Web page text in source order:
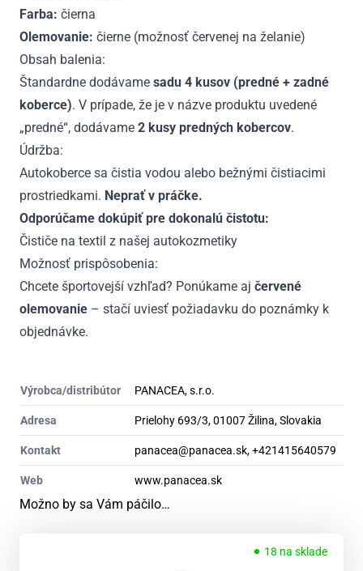
Farba: čierna
Olemovanie: čierne (možnosť červenej na želanie)
Obsah balenia:
Štandardne dodávame sadu 4 kusov (predné + zadné
koberce). V prípade, že je v názve produktu uvedené
„predné“, dodávame 2 kusy predných kobercov.
Údržba:
Autokoberce sa čistia vodou alebo bežnými čistiacimi
prostriedkami. Neprať v práčke.
Odporúčame dokúpiť pre dokonalú čistotu:
Čističe na textil z našej autokozmetiky
Možnosť prispôsobenia:
Chcete športovejší vzhľad? Ponúkame aj červené
olemovanie – stačí uviesť požiadavku do poznámky k
objednávke.
Výrobca/distribútor PANACEA, s.r.o.
Adresa Prielohy 693/3, 01007 Žilina, Slovakia
Kontakt panacea@panacea.sk, +421415640579
Web www.panacea.sk
Možno by sa Vám páčilo…
18 na sklade